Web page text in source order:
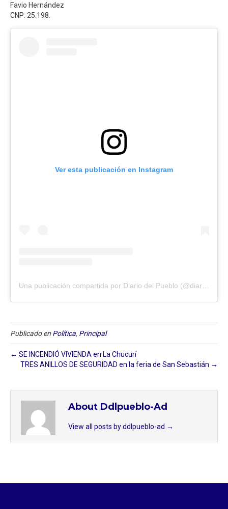
Favio Hernández
CNP: 25.198.
Ver esta publicación en Instagram
Publicado en Política, Principal
← SE INCENDIÓ VIVIENDA en La Chucurí
TRES ANILLOS DE SEGURIDAD en la feria de San Sebastián →
About Ddlpueblo-Ad
View all posts by ddlpueblo-ad →